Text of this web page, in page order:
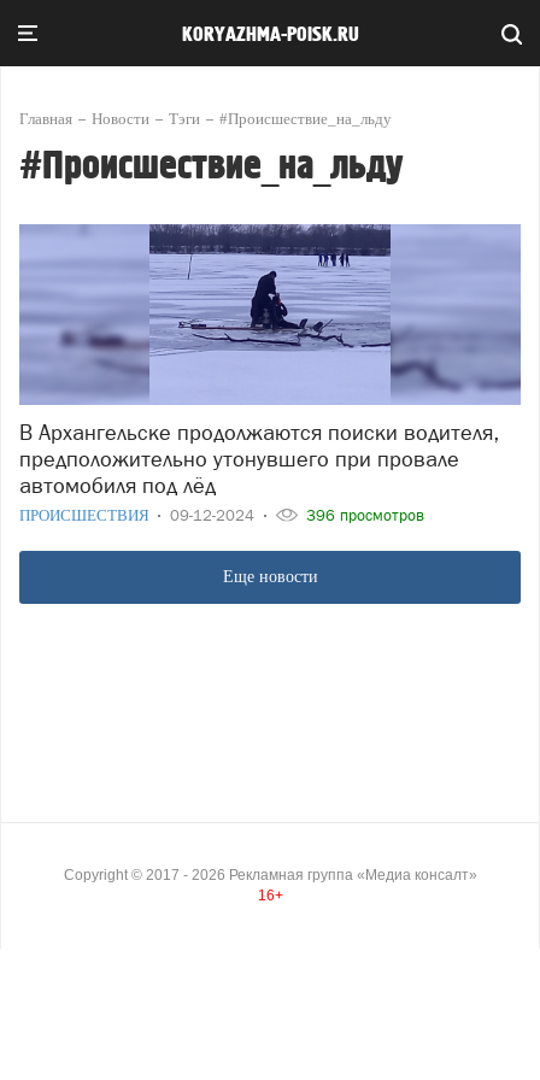
KORYAZHMA-POISK.RU
Главная Новости Тэги #Происшествие_на_льду
#Происшествие_на_льду
В Архангельске продолжаются поиски водителя,
предположительно утонувшего при провале
автомобиля под лёд
ПРОИСШЕСТВИЯ 09-12-2024 396 просмотров
Еще новости
Copyright © 2017 - 2026 Рекламная группа «Медиа консалт»
16+